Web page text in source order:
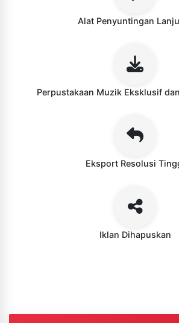
Alat Penyuntingan
Perpustakaan Muzik Eksklusif
Eksport Resolusi
Iklan Dihapuskan